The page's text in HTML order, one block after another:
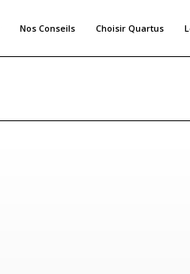
Nos Conseils Choisir Quartus